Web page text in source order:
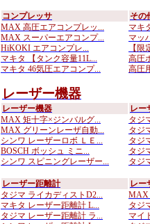
コンプレッサ
MAX 高圧エアコンプレッ...
MAX スーパーエアコンプ...
HiKOKI エアコンプレ...
マキタ 【タンク容量11L...
マキタ 46気圧エアコンプ...
その
マキ
マッ
【
高圧
高圧
レーザー機器
レーザー機器
MAX 矩十字×ジンバルグ...
MAX グリーンレーザ自動...
シンワ レーザーロボ ＬＥ...
BOSCH ボッシュ ミニ...
シンワ スピニングレーザー...
レー
タジ
タジ
タジ
タジ
タジ
レーザー距離計
タジマ ライカディストD2...
マキタ レーザー距離計 L...
タジマ レーザー距離計 ラ...
レー
MAX
タジ
マイ